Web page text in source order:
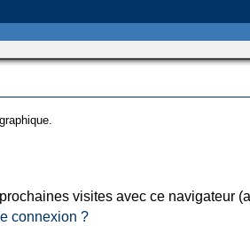
visites avec ce navigateur
connexion ?